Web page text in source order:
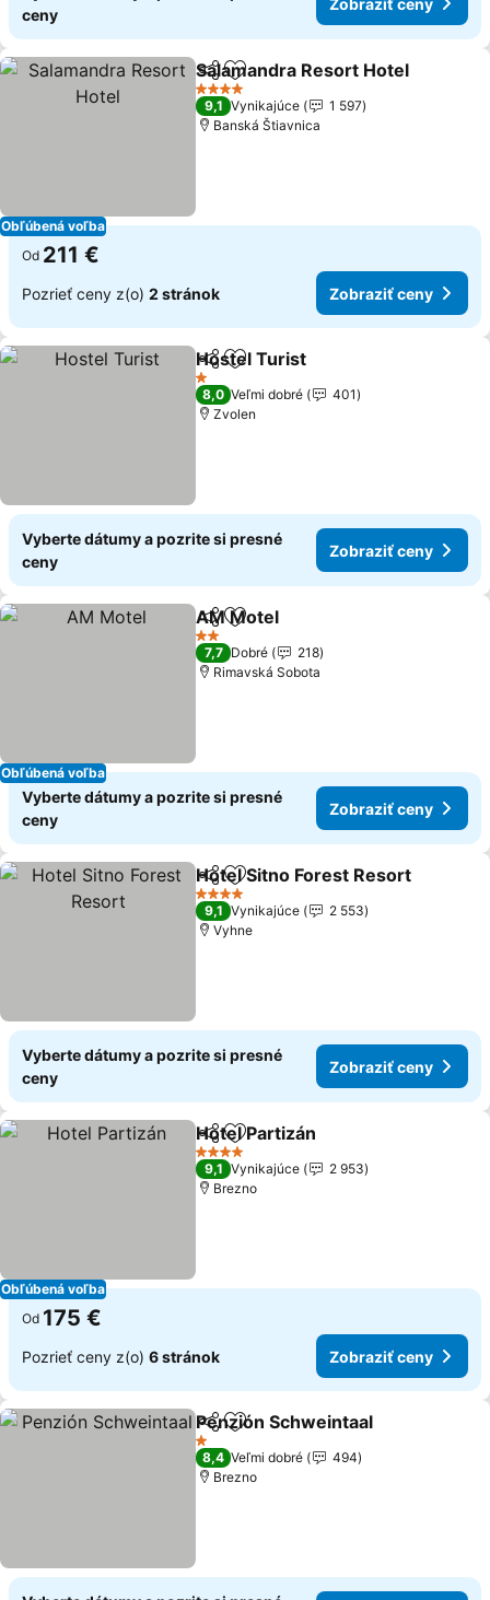
ceny
Obľúbená voľba
ZdieľaťPridať do obľúbených
Salamandra Resort Hotel
4 Počet hviezdičiek
9,1 Vynikajúce
1 597
Banská Štiavnica
Od 211 €
Pozrieť ceny z(o) 2 stránok Zobraziť ceny
ZdieľaťPridať do obľúbených
Hostel Turist
1 Počet hviezdičiek
8,0 Veľmi dobré
401
Zvolen
Vyberte dátumy a pozrite si presné
ceny
Zobraziť ceny
Obľúbená voľba
ZdieľaťPridať do obľúbených
AM Motel
2 Počet hviezdičiek
7,7 Dobré
218
Rimavská Sobota
Vyberte dátumy a pozrite si presné
ceny
Zobraziť ceny
ZdieľaťPridať do obľúbených
Hotel Sitno Forest Resort
4 Počet hviezdičiek
9,1 Vynikajúce
2 553
Vyhne
Vyberte dátumy a pozrite si presné
ceny
Zobraziť ceny
Obľúbená voľba
ZdieľaťPridať do obľúbených
Hotel Partizán
4 Počet hviezdičiek
9,1 Vynikajúce
2 953
Brezno
Od 175 €
Pozrieť ceny z(o) 6 stránok Zobraziť ceny
ZdieľaťPridať do obľúbených
Penzión Schweintaal
1 Počet hviezdičiek
8,4 Veľmi dobré
494
Brezno